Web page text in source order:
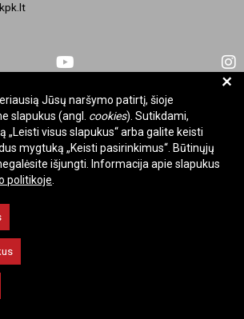
paveldo komisija. Visos teisės saugomos.
+
Jūsų naršymo patirtį, šioje
slapukus (angl. cookies). Sutikdami,
„Leisti visus slapukus“ arba galite keisti
mygtuką „Keisti pasirinkimus“. Būtinųjų
išjungti. Informacija apie slapukus
politikoje